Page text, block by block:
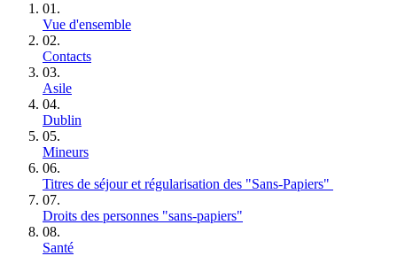
01.
Vue d'ensemble
02.
Contacts
03.
Asile
04.
Dublin
05.
Mineurs
06.
Titres de séjour et régularisation des "Sans‑Papiers"
07.
Droits des personnes "sans‑papiers"
08.
Santé